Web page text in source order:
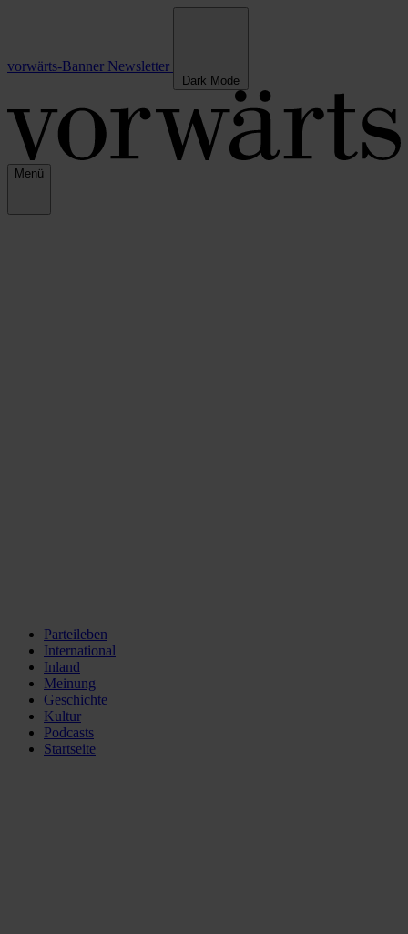
vorwärts-Banner Newsletter
Dark Mode
Menü
Parteileben
International
Inland
Meinung
Geschichte
Kultur
Podcasts
Startseite